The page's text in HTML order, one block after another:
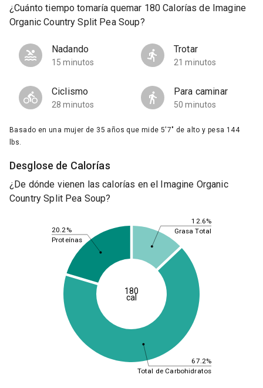
¿Cuánto tiempo tomaría quemar 180 Calorías de Imagine
Organic Country Split Pea Soup?
Nadando
15 minutos
Trotar
21 minutos
Ciclismo
28 minutos
Para caminar
50 minutos
Basado en una mujer de 35 años que mide 5'7" de alto y pesa 144
lbs.
Desglose de Calorías
¿De dónde vienen las calorías en el Imagine Organic
Country Split Pea Soup?
12.6%
67.2%
20.2% Grasa Total
Total de Carbohidratos
Proteínas
180
cal